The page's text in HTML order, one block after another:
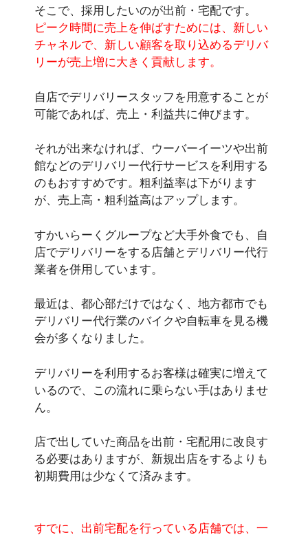
そこで、採用したいのが出前・宅配です。
ピーク時間に売上を伸ばすためには、新しい
チャネルで、新しい顧客を取り込めるデリバ
リーが売上増に大きく貢献します。
自店でデリバリースタッフを用意することが
可能であれば、売上・利益共に伸びます。
それが出来なければ、ウーバーイーツや出前
館などのデリバリー代行サービスを利用する
のもおすすめです。粗利益率は下がります
が、売上高・粗利益高はアップします。
すかいらーくグループなど大手外食でも、自
店でデリバリーをする店舗とデリバリー代行
業者を併用しています。
最近は、都心部だけではなく、地方都市でも
デリバリー代行業のバイクや自転車を見る機
会が多くなりました。
デリバリーを利用するお客様は確実に増えて
いるので、この流れに乗らない手はありませ
ん。
店で出していた商品を出前・宅配用に改良す
る必要はありますが、新規出店をするよりも
初期費用は少なくて済みます。
すでに、出前宅配を行っている店舗では、一